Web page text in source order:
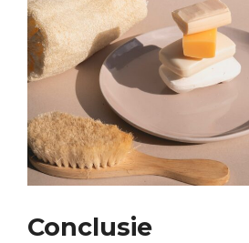
Conclusie